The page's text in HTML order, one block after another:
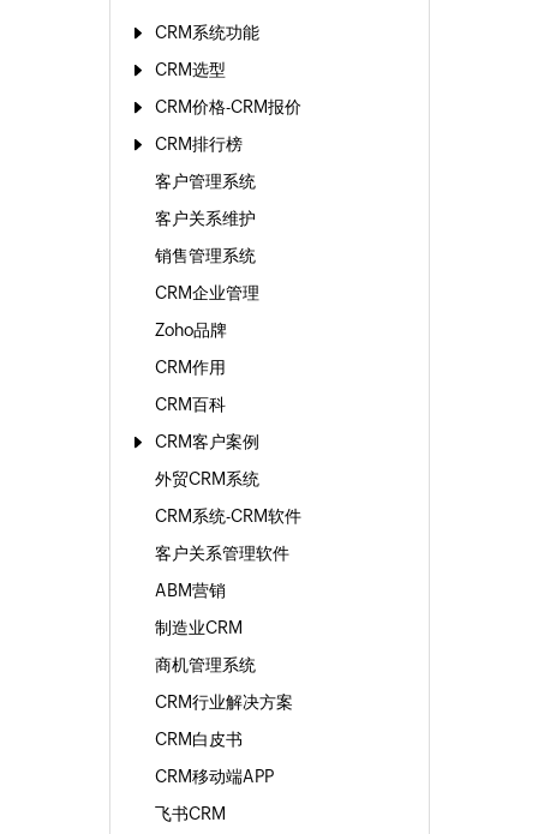
CRM系统功能
CRM选型
CRM价格-CRM报价
CRM排行榜
客户管理系统
客户关系维护
销售管理系统
CRM企业管理
Zoho品牌
CRM作用
CRM百科
CRM客户案例
外贸CRM系统
CRM系统-CRM软件
客户关系管理软件
ABM营销
制造业CRM
商机管理系统
CRM行业解决方案
CRM白皮书
CRM移动端APP
飞书CRM